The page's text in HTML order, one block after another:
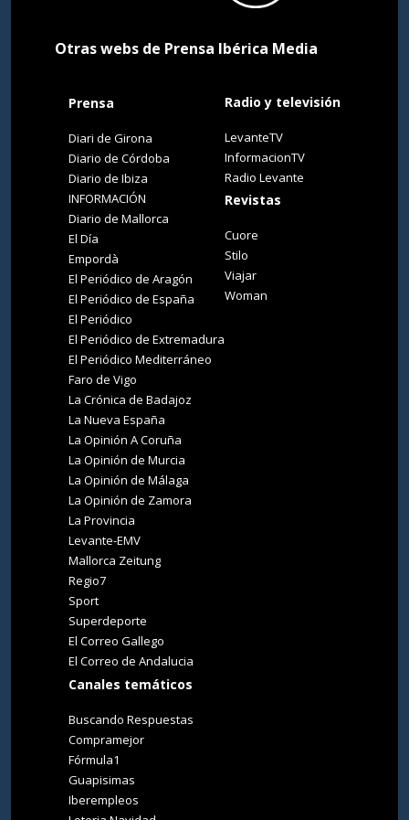
Otras webs de Prensa Ibérica Media
Prensa
Diari de Girona
Diario de Córdoba
Diario de Ibiza
INFORMACIÓN
Diario de Mallorca
El Día
Empordà
El Periódico de Aragón
El Periódico de España
El Periódico
El Periódico de Extremadura
El Periódico Mediterráneo
Faro de Vigo
La Crónica de Badajoz
La Nueva España
La Opinión A Coruña
La Opinión de Murcia
La Opinión de Málaga
La Opinión de Zamora
La Provincia
Levante-EMV
Mallorca Zeitung
Regio7
Sport
Superdeporte
El Correo Gallego
El Correo de Andalucia
Canales temáticos
Buscando Respuestas
Compramejor
Fórmula1
Guapisimas
Iberempleos
Radio y televisión
LevanteTV
InformacionTV
Radio Levante
Revistas
Cuore
Stilo
Viajar
Woman